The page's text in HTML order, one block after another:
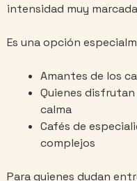
intensidad muy
Es una opción
Amantes de los
Quienes
calma
Cafés de
complejos
Para quienes dudan